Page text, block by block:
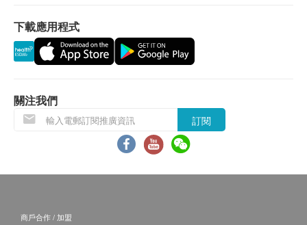
三酸甘油脂
極低密度膽固醇
糖尿
空腹血糖
糖化血色素
谷草轉氨酵素
下載應用程式
關注我們
訂閱
商戶合作 / 加盟